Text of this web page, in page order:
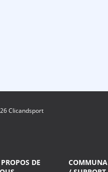
Clicandsport
DE